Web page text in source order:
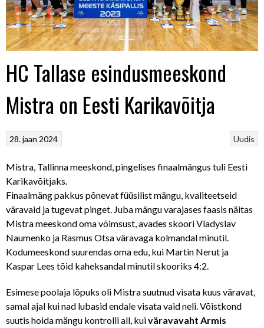
HC Tallase esindusmeeskond
Mistra on Eesti Karikavõitja
Uudis
28. jaan 2024
Mistra, Tallinna meeskond, pingelises finaalmängus tuli Eesti
Karikavõitjaks.
Finaalmäng pakkus põnevat füüsilist mängu, kvaliteetseid
väravaid ja tugevat pinget. Juba mängu varajases faasis näitas
Mistra meeskond oma võimsust, avades skoori Vladyslav
Naumenko ja Rasmus Otsa väravaga kolmandal minutil.
Kodumeeskond suurendas oma edu, kui Martin Nerut ja
Kaspar Lees tõid kaheksandal minutil skooriks 4:2.
Esimese poolaja lõpuks oli Mistra suutnud visata kuus väravat,
samal ajal kui nad lubasid endale visata vaid neli. Võistkond
suutis hoida mängu kontrolli all, kuiväravavaht Armis